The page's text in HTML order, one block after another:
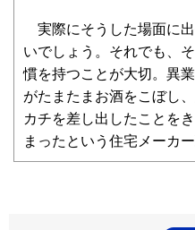
実際にそうした場面に
いでしょう。それでも、
慣を持つことが大切。異
がたまたまお酒をこぼし
カチを差し出したことを
まったという住宅メーカ